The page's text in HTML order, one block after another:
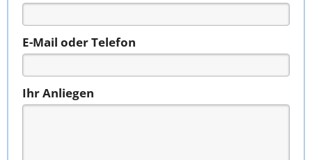
E-Mail oder Telefon
Ihr Anliegen